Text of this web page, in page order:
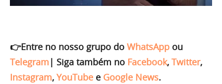
👉Entre no nosso grupo do WhatsApp ou
Telegram | Siga também no Facebook, Twitter,
Instagram, YouTube e Google News.